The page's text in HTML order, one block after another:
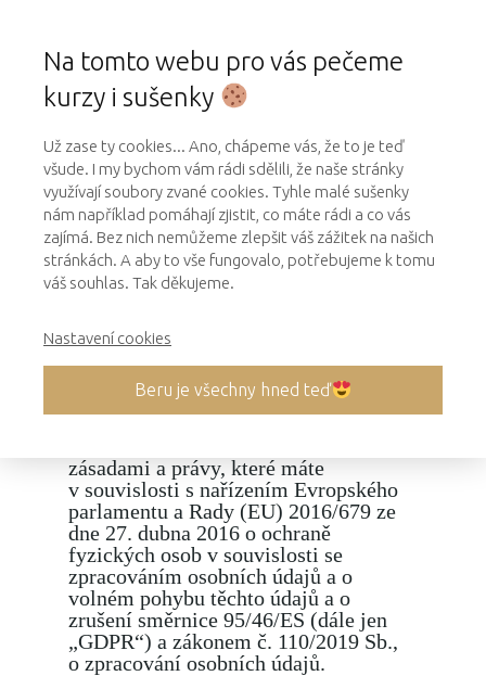
Zpracování a ochrana
osobních údajů
VAŠE DATA JSOU U NÁS
návštěvníkem webu, svěřujete nám své
osobní údaje. Zodpovídáme za jejich
zásadami a právy, které máte
v souvislosti s nařízením Evropského
parlamentu a Rady (EU) 2016/679 ze
dne 27. dubna 2016 o ochraně
fyzických osob v souvislosti se
zpracováním osobních údajů a o
volném pohybu těchto údajů a o
zrušení směrnice 95/46/ES (dále jen
„GDPR“) a zákonem č. 110/2019 Sb.,
o zpracování osobních údajů.
Na tomto webu pro vás pečeme
kurzy i sušenky
Už zase ty cookies... Ano, chápeme vás, že to je teď
všude. I my bychom vám rádi sdělili, že naše stránky
využívají soubory zvané cookies. Tyhle malé sušenky
nám například pomáhají zjistit, co máte rádi a co vás
zajímá. Bez nich nemůžeme zlepšit váš zážitek na našich
stránkách. A aby to vše fungovalo, potřebujeme k tomu
váš souhlas. Tak děkujeme.
Nastavení cookies
Beru je všechny hned teď